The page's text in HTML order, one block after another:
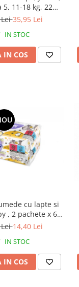
5, 11-18 kg, 22
bucati
Lei35,95 Lei
IN STOC
IN COS
cu lapte si
, 2 pachete x 64
128 bucati
Lei14,40 Lei
IN STOC
IN COS